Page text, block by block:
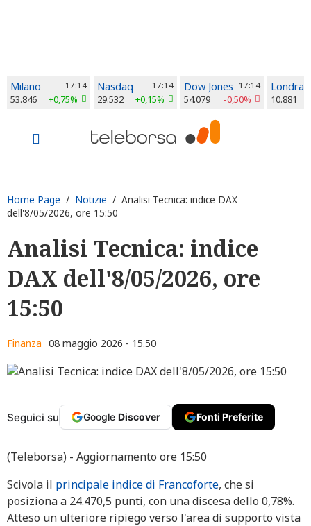
Milano 17:14
53.846 +0,75%
Nasdaq 17:14
29.532 +0,15%
Dow Jones 17:14
54.079 -0,50%
Londra
10.881
Home Page / Notizie / Analisi Tecnica: indice DAX
dell'8/05/2026, ore 15:50
Analisi Tecnica: indice
DAX dell'8/05/2026, ore
15:50
Finanza 08 maggio 2026 - 15.50
Seguici su Google Discover Fonti Preferite
(Teleborsa) - Aggiornamento ore 15:50
Scivola il principale indice di Francoforte, che si
posiziona a 24.470,5 punti, con una discesa dello 0,78%.
Atteso un ulteriore ripiego verso l'area di supporto vista